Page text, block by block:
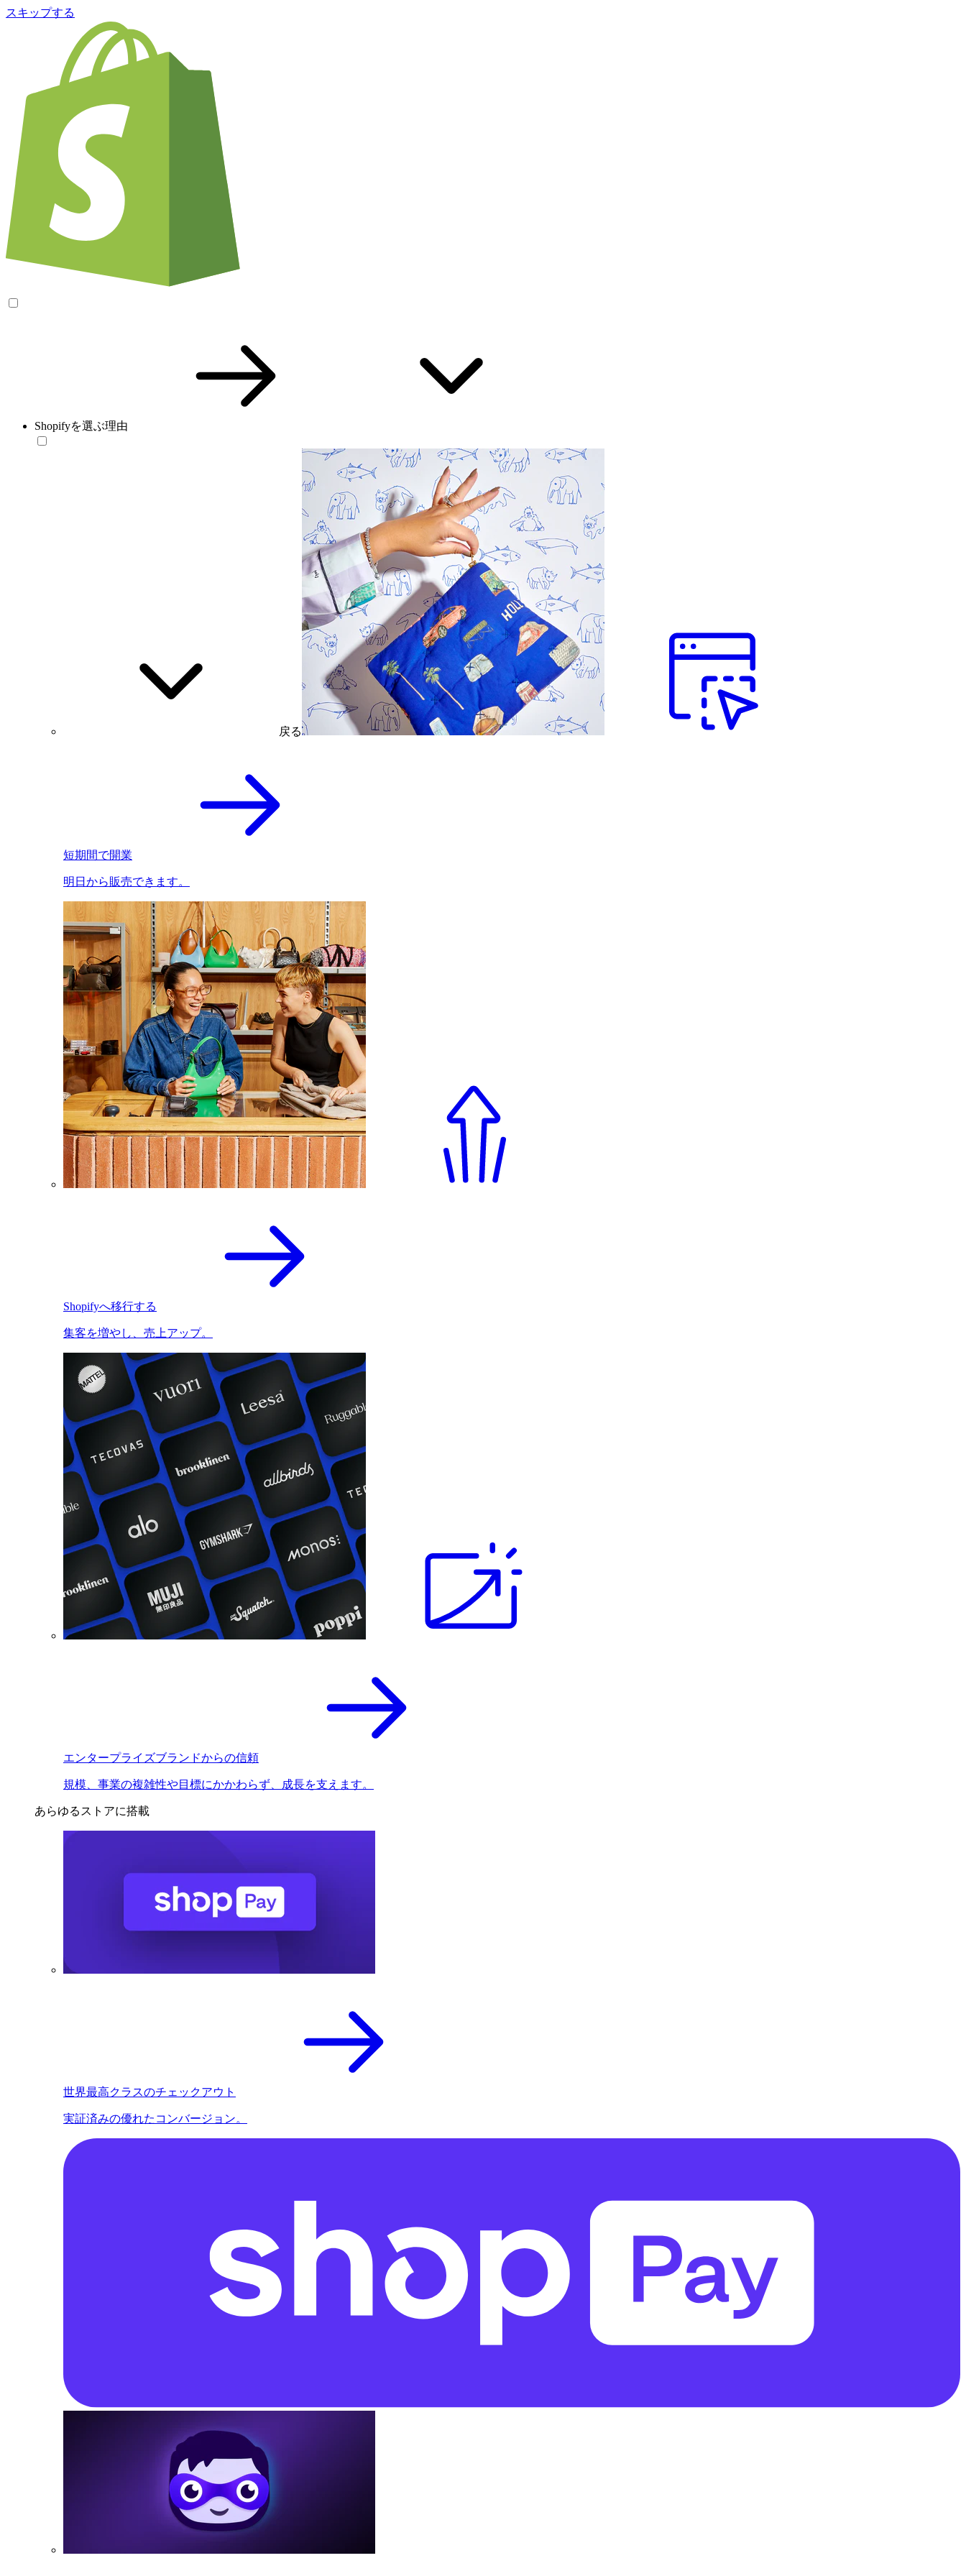
スキップする
Shopifyを選ぶ理由
戻る
短期間で開業
明日から販売できます。
Shopifyへ移行する
集客を増やし、売上アップ。
エンタープライズブランドからの信頼
規模、事業の複雑性や目標にかかわらず、成長を支えます。
あらゆるストアに搭載
世界最高クラスのチェックアウト
実証済みの優れたコンバージョン。